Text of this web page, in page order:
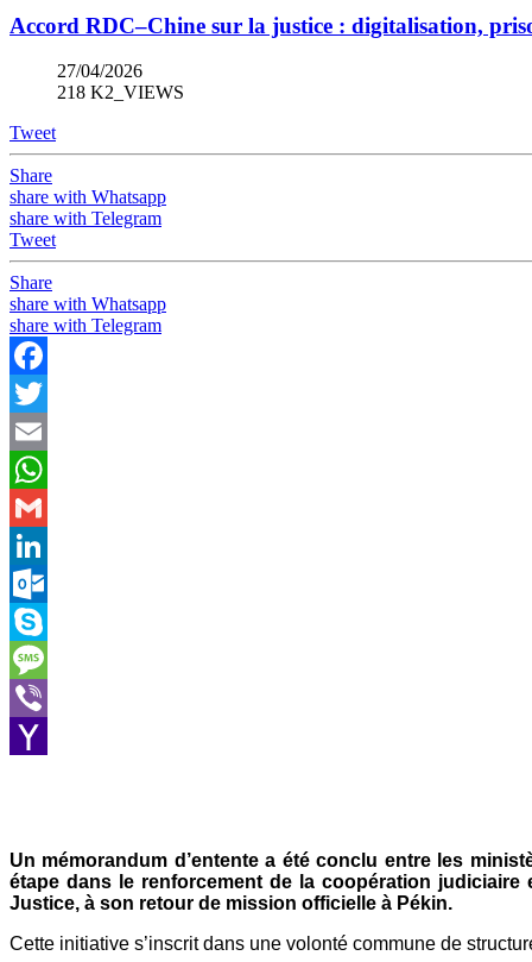
Accord RDC–Chine sur la justice : digitalisation,
27/04/2026
218 K2_VIEWS
Tweet
Share
share with Whatsapp
share with Telegram
Tweet
Share
share with Whatsapp
share with Telegram
Facebook
Twitter
Email
WhatsApp
Gmail
LinkedIn
Outlook.com
Skype
Message
Viber
Un mémorandum d’entente a été conclu entre les
étape dans le renforcement de la coopération
Justice, à son retour de mission officielle à Pékin.
Cette initiative s’inscrit dans une volonté commune de